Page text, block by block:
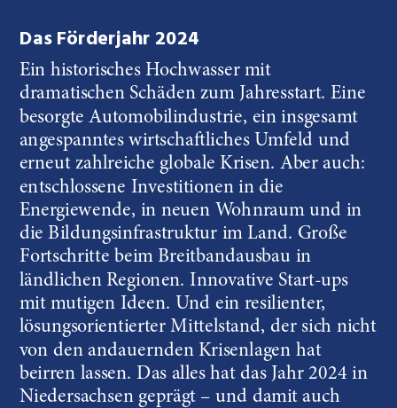
Das Förderjahr 2024
Ein historisches Hochwasser mit
dramatischen Schäden zum Jahresstart. Eine
besorgte Automobilindustrie, ein insgesamt
angespanntes wirtschaftliches Umfeld und
erneut zahlreiche globale Krisen. Aber auch:
entschlossene Investitionen in die
Energiewende, in neuen Wohnraum und in
die Bildungsinfrastruktur im Land. Große
Fortschritte beim Breitbandausbau in
ländlichen Regionen. Innovative Start-ups
mit mutigen Ideen. Und ein resilienter,
lösungsorientierter Mittelstand, der sich nicht
von den andauernden Krisenlagen hat
beirren lassen. Das alles hat das Jahr 2024 in
Niedersachsen geprägt – und damit auch